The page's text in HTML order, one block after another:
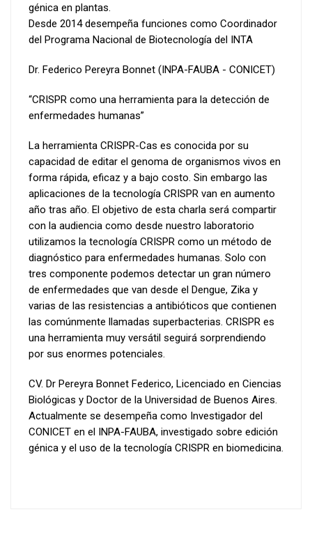
génica en plantas.
Desde 2014 desempeña funciones como Coordinador
del Programa Nacional de Biotecnología del INTA
Dr. Federico Pereyra Bonnet (INPA-FAUBA - CONICET)
“CRISPR como una herramienta para la detección de
enfermedades humanas”
La herramienta CRISPR-Cas es conocida por su
capacidad de editar el genoma de organismos vivos en
forma rápida, eficaz y a bajo costo. Sin embargo las
aplicaciones de la tecnología CRISPR van en aumento
año tras año. El objetivo de esta charla será compartir
con la audiencia como desde nuestro laboratorio
utilizamos la tecnología CRISPR como un método de
diagnóstico para enfermedades humanas. Solo con
tres componente podemos detectar un gran número
de enfermedades que van desde el Dengue, Zika y
varias de las resistencias a antibióticos que contienen
las comúnmente llamadas superbacterias. CRISPR es
una herramienta muy versátil seguirá sorprendiendo
por sus enormes potenciales.
CV. Dr Pereyra Bonnet Federico, Licenciado en Ciencias
Biológicas y Doctor de la Universidad de Buenos Aires.
Actualmente se desempeña como Investigador del
CONICET en el INPA-FAUBA, investigado sobre edición
génica y el uso de la tecnología CRISPR en biomedicina.